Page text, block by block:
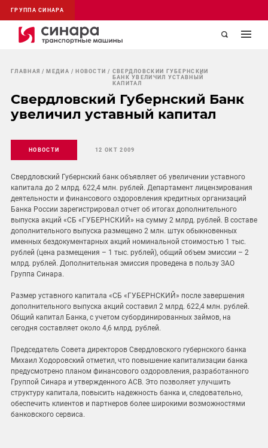
ГРУППА СИНАРА
ГЛАВНАЯ МЕДИА НОВОСТИ
СВЕРДЛОВСКИЙ ГУБЕРНСКИЙ
БАНК УВЕЛИЧИЛ УСТАВНЫЙ
КАПИТАЛ
Свердловский Губернский Банк
увеличил уставный капитал
НОВОСТИ 12 ОКТ 2009
Свердловский Губернский банк объявляет об увеличении уставного
капитала до 2 млрд. 622,4 млн. рублей. Департамент лицензирования
деятельности и финансового оздоровления кредитных организаций
Банка России зарегистрировал отчет об итогах дополнительного
выпуска акций «СБ «ГУБЕРНСКИЙ» на сумму 2 млрд. рублей. В составе
дополнительного выпуска размещено 2 млн. штук обыкновенных
именных бездокументарных акций номинальной стоимостью 1 тыс.
рублей (цена размещения – 1 тыс. рублей), общий объем эмиссии – 2
млрд. рублей. Дополнительная эмиссия проведена в пользу ЗАО
Группа Синара.
Размер уставного капитала «СБ «ГУБЕРНСКИЙ» после завершения
дополнительного выпуска акций составил 2 млрд. 622,4 млн. рублей.
Общий капитал Банка, с учетом субординированных займов, на
сегодня составляет около 4,6 млрд. рублей.
Председатель Совета директоров Свердловского губернского банка
Михаил Ходоровский отметил, что повышение капитализации банка
предусмотрено планом финансового оздоровления, разработанного
Группой Синара и утвержденного АСВ. Это позволяет улучшить
структуру капитала, повысить надежность банка и, следовательно,
обеспечить клиентов и партнеров более широкими возможностями
банковского сервиса.